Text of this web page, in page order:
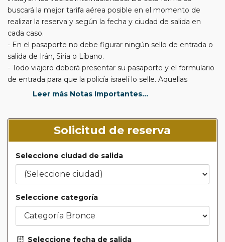
buscará la mejor tarifa aérea posible en el momento de
realizar la reserva y según la fecha y ciudad de salida en
cada caso.
- En el pasaporte no debe figurar ningún sello de entrada o
salida de Irán, Siria o Líbano.
- Todo viajero deberá presentar su pasaporte y el formulario
de entrada para que la policía israelí lo selle. Aquellas
personas que no deseen que les sellen el pasaporte, porque
las autoridades aduaneras antes de entregar el documento;
queda a la discreción de las autoridades aceptar tal solicitud.
controles de seguridad; rogamos sean pacientes durante
los controles.
- La compañía aérea israelí "El Al" obliga a presentarse en los
mostradores de facturación del aeropuerto de salida, al
menos tres horas antes de su vuelo. Aquí se le realizan unas
preguntas al pasajero, para su propia seguridad.
Leer más Notas Importantes...
Solicitud de reserva
Seleccione ciudad de salida
Seleccione categoría
Seleccione fecha de salida